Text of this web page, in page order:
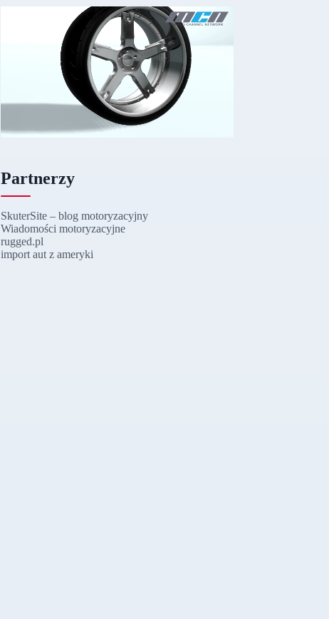
Partnerzy
SkuterSite – blog motoryzacyjny
Wiadomości motoryzacyjne
rugged.pl
import aut z ameryki